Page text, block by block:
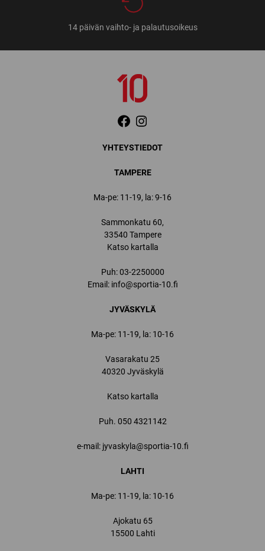
14 päivän vaihto- ja palautusoikeus
YHTEYSTIEDOT
TAMPERE
Ma-pe: 11-19, la: 9-16
Sammonkatu 60,
33540 Tampere
Katso kartalla
Puh:03-2250000
Email: info@sportia-10.fi
JYVÄSKYLÄ
Ma-pe: 11-19, la: 10-16
Vasarakatu 25
40320 Jyväskylä
Katso kartalla
Puh. 050 4321142
e-mail: jyvaskyla@sportia-10.fi
LAHTI
Ma-pe: 11-19, la: 10-16
Ajokatu 65
15500 Lahti